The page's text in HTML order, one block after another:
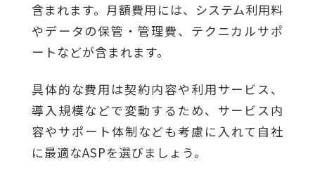
含まれます。月額費用には、システム利用料
やデータの保管・管理費、テクニカルサポ
ートなどが含まれます。
具体的な費用は契約内容や利用サービス、
導入規模などで変動するため、サービス内
容やサポート体制なども考慮に入れて自社
に最適なASPを選びましょう。